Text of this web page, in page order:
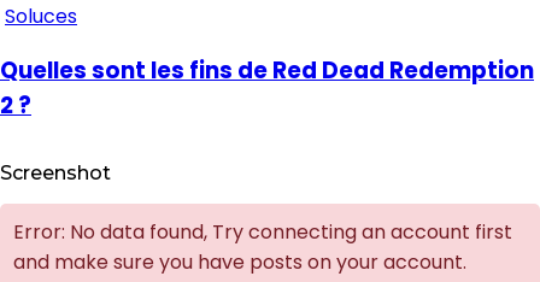
Soluces
Quelles sont les fins de Red Dead Redemption
2 ?
Screenshot
Error: No data found, Try connecting an account first
and make sure you have posts on your account.